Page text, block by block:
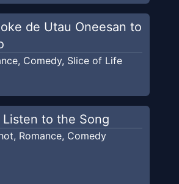
de Utau Oneesan to
, Comedy, Slice of Life
Listen to the Song
, Romance, Comedy